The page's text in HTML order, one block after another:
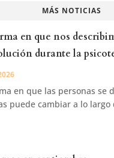
MÁS NOTICIAS
en que nos
durante la
en que las personas se
puede cambiar a lo largo